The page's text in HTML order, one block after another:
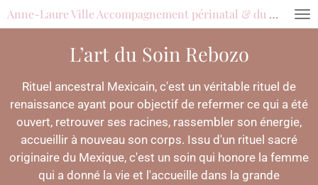
Passer
au
Anne-Laure Ville Accompagnement périnatal & du féminin
L’art du Soin Rebozo
Rituel ancestral Mexicain, c'est un véritable rituel de
renaissance ayant pour objectif de refermer ce qui a été
ouvert, retrouver ses racines, rassembler son énergie,
accueillir à nouveau son corps. Issu d'un rituel sacré
originaire du Mexique, c'est un soin qui honore la femme
qui a donné la vie et l'accueille dans la grande